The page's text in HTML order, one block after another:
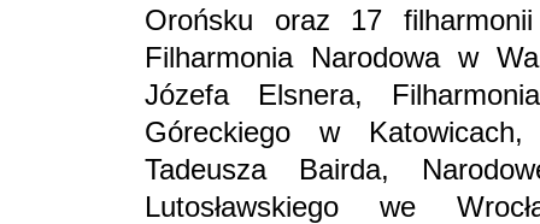
Orońsku oraz 17
Filharmonia Narodowa w
Józefa Elsnera,
Góreckiego w
Tadeusza Bairda,
Lutosławskiego we